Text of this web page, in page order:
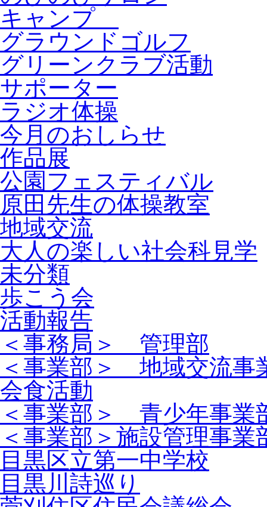
キャンプ
グラウンドゴルフ
グリーンクラブ活動
サポーター
ラジオ体操
今月のおしらせ
作品展
公園フェスティバル
原田先生の体操教室
地域交流
大人の楽しい社会科見学
未分類
歩こう会
活動報告
＜事務局＞ 管理部
＜事業部＞ 地域交流事
会食活動
＜事業部＞ 青少年事業
＜事業部＞施設管理事業
目黒区立第一中学校
目黒川詩巡り